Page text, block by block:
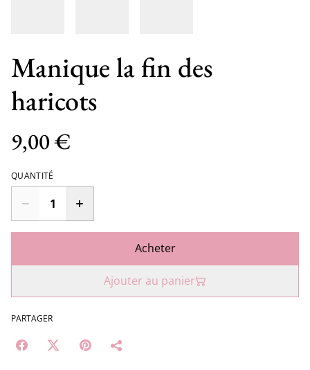
Manique la fin des
haricots
9,00 €
QUANTITÉ
Acheter
Ajouter au panier
PARTAGER